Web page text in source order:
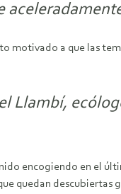
motivado a que las
Llambí,
encogiendo en el
quedan descubiertas